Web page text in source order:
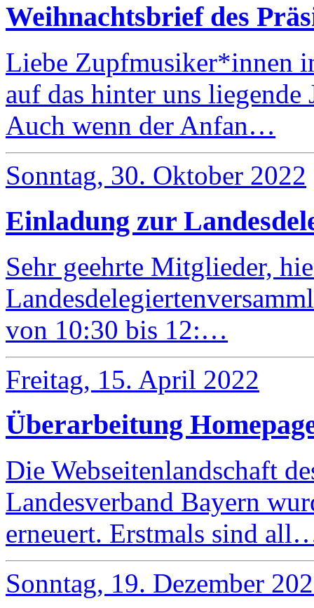
Weihnachtsbrief des
Liebe Zupfmusiker*innen
auf das hinter uns
Auch wenn der Anfan…
Sonntag, 30. Oktober 2022
Einladung zur
Sehr geehrte Mitglieder,
von 10:30 bis 12:…
Freitag, 15. April 2022
Überarbeitung
Die Webseitenlandschaft
Landesverband Bayern
erneuert. Erstmals sind
Sonntag, 19. Dezember